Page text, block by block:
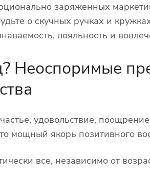
заряженных
о скучных ручках и
лояльность и
Неоспоримые
удовольствие,
мощный якорь позитивного
все, независимо от